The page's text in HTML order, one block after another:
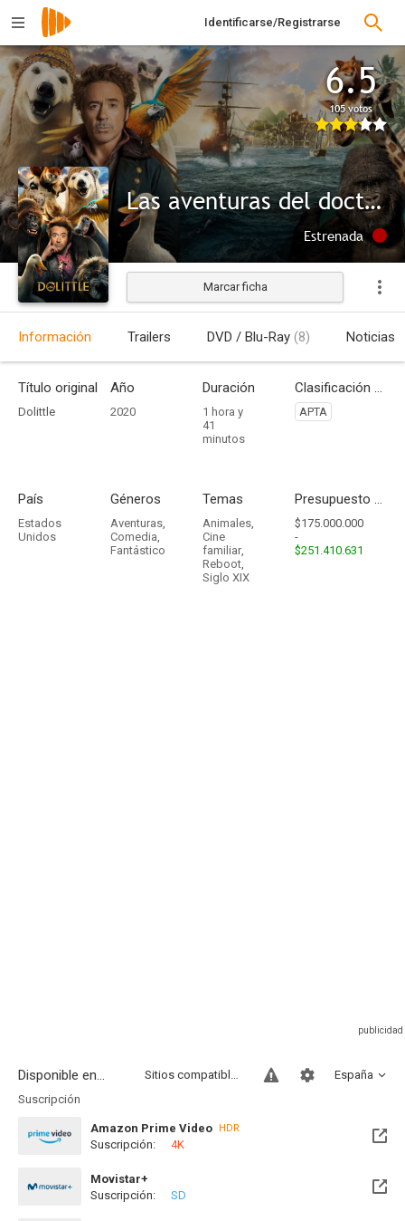
Identificarse/Registrarse
6.5
105 votos
Las aventuras del doctor Dolittle
Estrenada
Marcar ficha
Información Trailers DVD / Blu-Ray (8) Noticias
Título original
Dolittle
Año
2020
Duración
1 hora y
41
minutos
Clasificación por edades
APTA
País
Estados
Unidos
Géneros
Aventuras,
Comedia,
Fantástico
Temas
Animales,
Cine
familiar,
Reboot,
Siglo XIX
Presupuesto - Ingresos
$175.000.000
-
$251.410.631
Disponible en... España
Sitios compatibles
Suscripción
Amazon Prime Video HDR
Suscripción: 4K
Movistar+
Disponible hasta el Mié, 12 Ago 2026 (Quedan 5 días)
Suscripción: SD